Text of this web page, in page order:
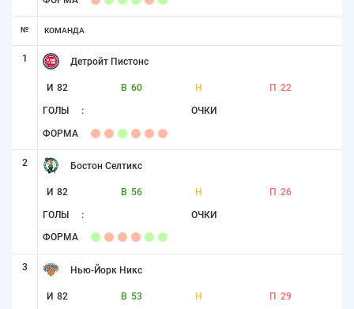
№ КОМАНДА
1 Детройт Пистонс
И 82 В 60 Н П 22
ГОЛЫ : ОЧКИ
ФОРМА
2 Бостон Селтикс
И 82 В 56 Н П 26
ГОЛЫ : ОЧКИ
ФОРМА
3 Нью-Йорк Никс
И 82 В 53 Н П 29